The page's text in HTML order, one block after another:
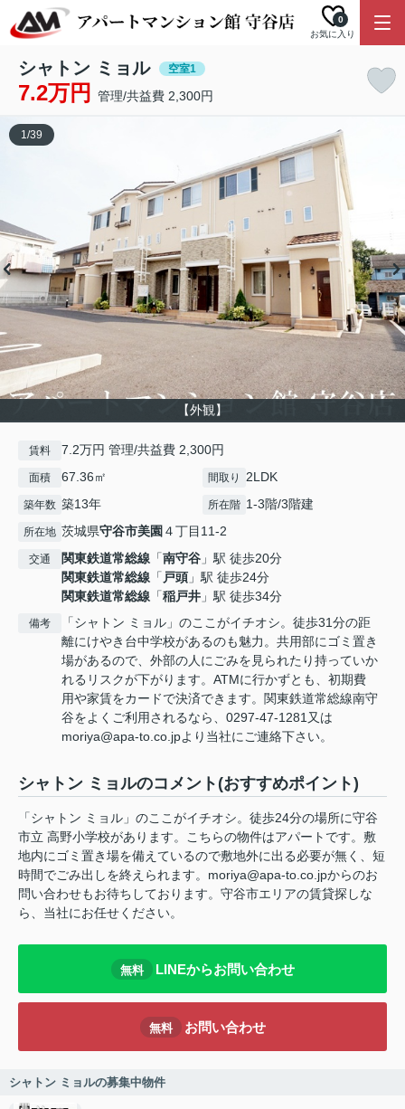
お気に入り
0
シャトン ミョル 空室1
7.2万円 管理/共益費 2,300円
【外観】
1/39
賃料 7.2万円 管理/共益費 2,300円
面積 67.36㎡ 間取り 2LDK
築年数 築13年 所在階 1-3階/3階建
所在地 茨城県守谷市美園 ４丁目11-2
交通 関東鉄道常総線 「南守谷 」駅 徒歩20分
関東鉄道常総線 「 戸頭 」駅 徒歩24分
関東鉄道常総線 「稲戸井 」駅 徒歩34分
備考
「シャトン ミョル」のここがイチオシ。徒歩31分の距
離にけやき台中学校があるのも魅力。共用部にゴミ置き
場があるので、外部の人にごみを見られたり持っていか
れるリスクが下がります。ATMに行かずとも、初期費
用や家賃をカードで決済できます。関東鉄道常総線南守
谷をよくご利用されるなら、0297-47-1281又は
moriya@apa-to.co.jpより当社にご連絡下さい。
シャトン ミョルのコメント(おすすめポイント)
「シャトン ミョル」のここがイチオシ。徒歩24分の場所に守谷
市立 高野小学校があります。こちらの物件はアパートです。敷
地内にゴミ置き場を備えているので敷地外に出る必要が無く、短
時間でごみ出しを終えられます。moriya@apa-to.co.jpからのお
問い合わせもお待ちしております。守谷市エリアの賃貸探しな
ら、当社にお任せください。
無料 LINEからお問い合わせ
無料 お問い合わせ
シャトン ミョルの募集中物件